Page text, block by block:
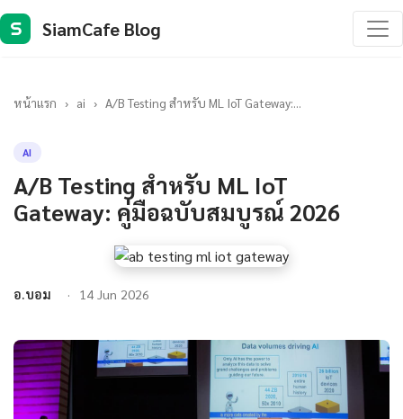
S SiamCafe Blog
หน้าแรก › ai › A/B Testing สำหรับ ML IoT Gateway:...
AI
A/B Testing สำหรับ ML IoT
Gateway: คู่มือฉบับสมบูรณ์ 2026
อ.บอม 14 Jun 2026